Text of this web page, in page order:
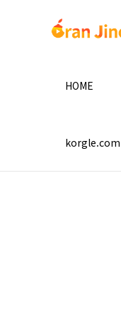
HOME
korgle.com